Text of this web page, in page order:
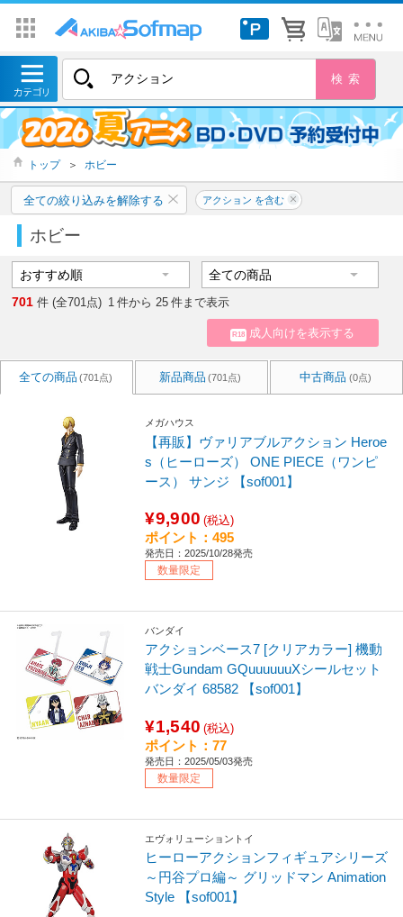
トップ ＞ ホビー
全ての絞り込みを解除する アクション を含む
ホビー
701 件 (全701点) 1 件から 25 件まで表示
R18 成人向けを表示する
全ての商品 (701点) 新品商品 (701点) 中古商品 (0点)
メガハウス
【再販】ヴァリアブルアクション Heroe
s（ヒーローズ） ONE PIECE（ワンピ
ース） サンジ 【sof001】
¥9,900 (税込)
ポイント：495
発売日：2025/10/28発売
数量限定
バンダイ
アクションベース7 [クリアカラー] 機動
戦士Gundam GQuuuuuuXシールセット
バンダイ 68582 【sof001】
¥1,540 (税込)
ポイント：77
発売日：2025/05/03発売
数量限定
エヴォリューショントイ
ヒーローアクションフィギュアシリーズ
～円谷プロ編～ グリッドマン Animation
Style 【sof001】